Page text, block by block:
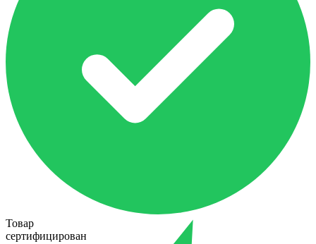
Товар
сертифицирован